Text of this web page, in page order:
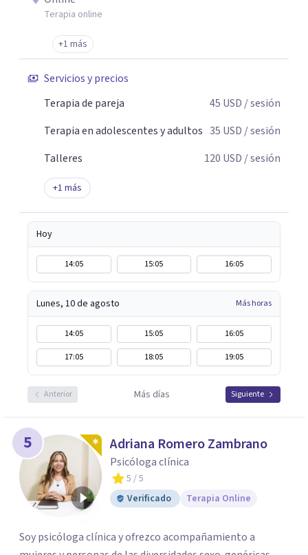
Terapia online
+1 más
Servicios y precios
Terapia de pareja
45 USD / sesión
Terapia en adolescentes y adultos 35 USD / sesión
Talleres
120 USD / sesión
+1 más
Hoy
14:05 15:05 16:05
Lunes, 10 de agosto Más horas
14:05 15:05
16:05
17:05
18:05 19:05
Anterior Más días Siguiente
5 Adriana Romero Zambrano
Psicóloga clínica
5 / 5
Verificado
Terapia Online
Soy psicóloga clínica y ofrezco acompañamiento a